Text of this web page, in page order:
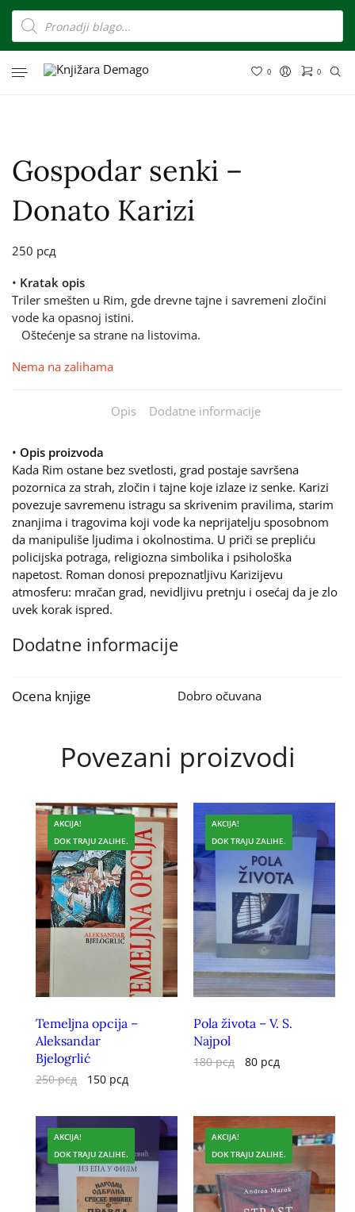
0 0
Gospodar senki –
Donato Karizi
250 рсд
• Kratak opis
Triler smešten u Rim, gde drevne tajne i savremeni zločini
vode ka opasnoj istini.
Oštećenje sa strane na listovima.
Nema na zalihama
Opis Dodatne informacije
• Opis proizvoda
Kada Rim ostane bez svetlosti, grad postaje savršena
pozornica za strah, zločin i tajne koje izlaze iz senke. Karizi
povezuje savremenu istragu sa skrivenim pravilima, starim
znanjima i tragovima koji vode ka neprijatelju sposobnom
da manipuliše ljudima i okolnostima. U priči se prepliću
policijska potraga, religiozna simbolika i psihološka
napetost. Roman donosi prepoznatljivu Karizijevu
atmosferu: mračan grad, nevidljivu pretnju i osećaj da je zlo
uvek korak ispred.
Dodatne informacije
Ocena knjige Dobro očuvana
Povezani proizvodi
AKCIJA!
DOK TRAJU ZALIHE.
Temeljna opcija –
Aleksandar
Bjelogrlić
250рсд 150 рсд
AKCIJA!
DOK TRAJU ZALIHE.
Pola života – V. S.
Najpol
180рсд 80 рсд
AKCIJA!
DOK TRAJU ZALIHE.
AKCIJA!
DOK TRAJU ZALIHE.